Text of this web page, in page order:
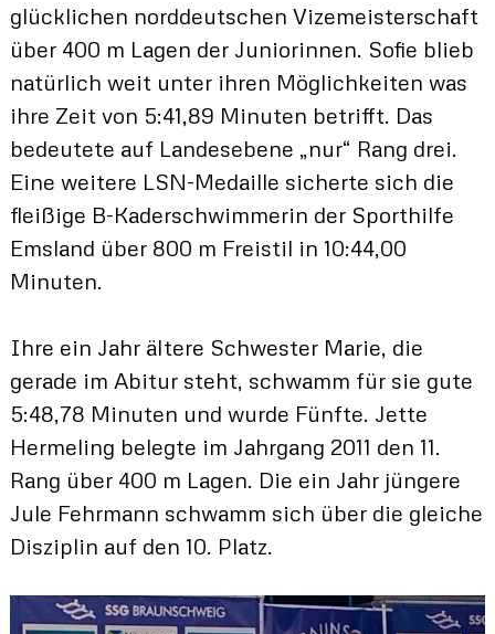
glücklichen norddeutschen Vizemeisterschaft
über 400 m Lagen der Juniorinnen. Sofie blieb
natürlich weit unter ihren Möglichkeiten was
ihre Zeit von 5:41,89 Minuten betrifft. Das
bedeutete auf Landesebene „nur“ Rang drei.
Eine weitere LSN-Medaille sicherte sich die
fleißige B-Kaderschwimmerin der Sporthilfe
Emsland über 800 m Freistil in 10:44,00
Minuten.
Ihre ein Jahr ältere Schwester Marie, die
gerade im Abitur steht, schwamm für sie gute
5:48,78 Minuten und wurde Fünfte. Jette
Hermeling belegte im Jahrgang 2011 den 11.
Rang über 400 m Lagen. Die ein Jahr jüngere
Jule Fehrmann schwamm sich über die gleiche
Disziplin auf den 10. Platz.